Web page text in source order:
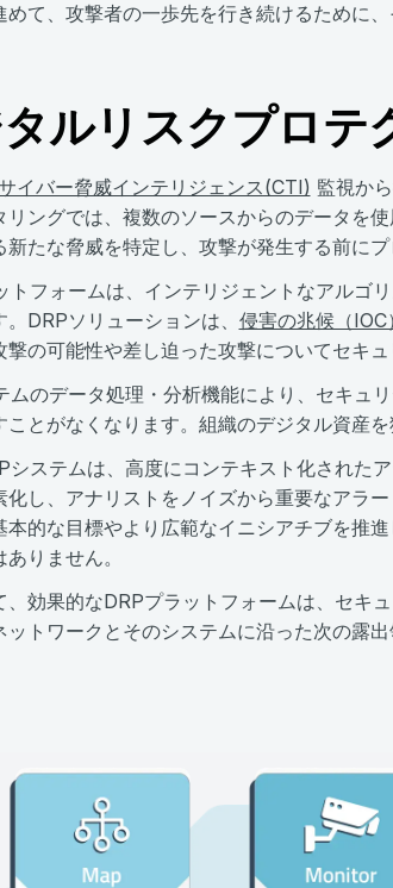
めて、攻撃者の一歩先を行き続けるために、
ルリスクプロテ
イバー脅威インテリジェンス(CTI) 監視か
ングでは、複数のソースからのデータを
新たな脅威を特定し、攻撃が発生する前に
トフォームは、インテリジェントなアルゴ
DRPソリューションは、 侵害の兆候（IOC）
撃の可能性や差し迫った攻撃についてセキュ
ムのデータ処理・分析機能により、セキュ
ことがなくなります。組織のデジタル資産
システムは、高度にコンテキスト化された
化し、アナリストをノイズから重要なアラ
本的な目標やより広範なイニシアチブを推
りません。
、効果的なDRPプラットフォームは、セキ
ットワークとそのシステムに沿った次の露出